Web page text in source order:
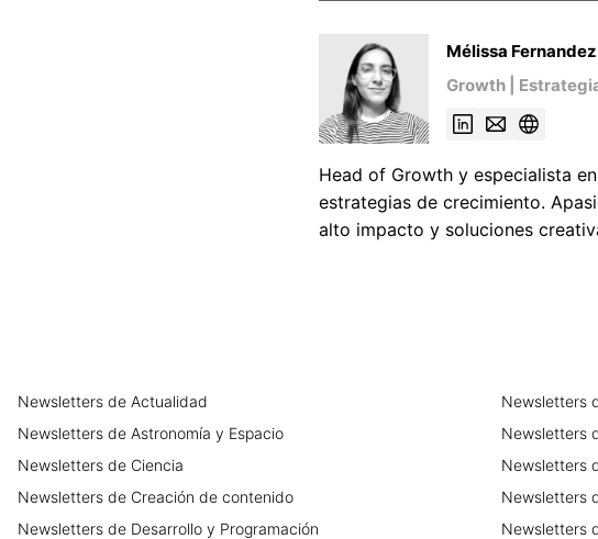
Mélissa Fernandez
Growth |
Head of Growth y especialista
estrategias de crecimiento.
alto impacto y soluciones
Newsletters de Actualidad Newsletters
Newsletters de Astronomía y Espacio Newsletters
Newsletters de Ciencia Newsletters
Newsletters de Creación de contenido Newsletters
Newsletters de Desarrollo y Programación Newsletters